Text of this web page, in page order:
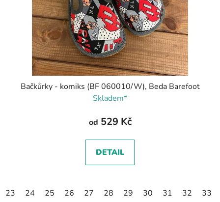
Bačkůrky - komiks (BF 060010/W), Beda Barefoot
Skladem*
od 529 Kč
DETAIL
23 24 25 26 27 28 29 30 31 32 33